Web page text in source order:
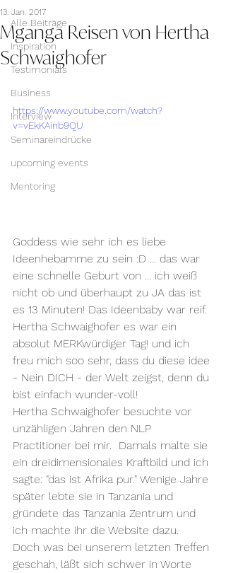
Alle Beiträge
Inspiration
Testimonials
Business
Interview
Seminareindrücke
upcoming events
Mentoring
Mganga Reisen von Hertha
Schwaighofer
13. Jan. 2017
https://www.youtube.com/watch?
v=vEkKAinb9QU
Goddess wie sehr ich es liebe
Ideenhebamme zu sein :D ... das war
eine schnelle Geburt von ... ich weiß
nicht ob und überhaupt zu JA das ist
es 13 Minuten! Das Ideenbaby war reif.
Hertha Schwaighofer es war ein
absolut MERKwürdiger Tag! und ich
freu mich soo sehr, dass du diese idee
- Nein DICH - der Welt zeigst, denn du
bist einfach wunder-voll!
Hertha Schwaighofer besuchte vor
unzähligen Jahren den NLP
Practitioner bei mir.  Damals malte sie
ein dreidimensionales Kraftbild und ich
sagte: "das ist Afrika pur." Wenige Jahre
später lebte sie in Tanzania und
gründete das Tanzania Zentrum und
ich machte ihr die Website dazu.
Doch was bei unserem letzten Treffen
geschah, läßt sich schwer in Worte